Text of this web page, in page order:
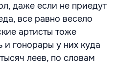
даже если не приедут
все равно весело
артисты тоже
и гонорары у них куда
леев, по словам